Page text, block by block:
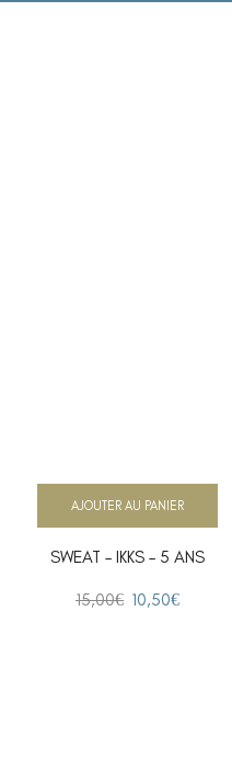
SWEAT – IKKS – 5 ANS
15,00€ 10,50€
AJOUTER AU PANIER